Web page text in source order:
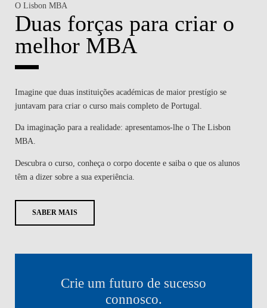
O Lisbon MBA
Duas forças para criar o
melhor MBA
Imagine que duas instituições académicas de maior prestígio se
juntavam para criar o curso mais completo de Portugal.
Da imaginação para a realidade: apresentamos-lhe o The Lisbon
MBA.
Descubra o curso, conheça o corpo docente e saiba o que os alunos
têm a dizer sobre a sua experiência.
SABER MAIS
Crie um futuro de sucesso
connosco.